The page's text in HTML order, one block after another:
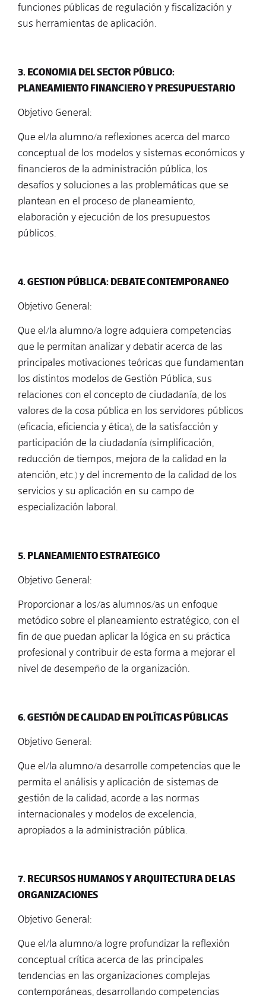
funciones públicas de regulación y fiscalización y
sus herramientas de aplicación.
3. ECONOMIA DEL SECTOR PÚBLICO:
PLANEAMIENTO FINANCIERO Y PRESUPUESTARIO
Objetivo General:
Que el/la alumno/a reflexiones acerca del marco
conceptual de los modelos y sistemas económicos y
financieros de la administración pública, los
desafíos y soluciones a las problemáticas que se
plantean en el proceso de planeamiento,
elaboración y ejecución de los presupuestos
públicos.
4. GESTION PÚBLICA: DEBATE CONTEMPORANEO
Objetivo General:
Que el/la alumno/a logre adquiera competencias
que le permitan analizar y debatir acerca de las
principales motivaciones teóricas que fundamentan
los distintos modelos de Gestión Pública, sus
relaciones con el concepto de ciudadanía, de los
valores de la cosa pública en los servidores públicos
(eficacia, eficiencia y ética), de la satisfacción y
participación de la ciudadanía (simplificación,
reducción de tiempos, mejora de la calidad en la
atención, etc.) y del incremento de la calidad de los
servicios y su aplicación en su campo de
especialización laboral.
5. PLANEAMIENTO ESTRATEGICO
Objetivo General:
Proporcionar a los/as alumnos/as un enfoque
metódico sobre el planeamiento estratégico, con el
fin de que puedan aplicar la lógica en su práctica
profesional y contribuir de esta forma a mejorar el
nivel de desempeño de la organización.
6. GESTIÓN DE CALIDAD EN POLÍTICAS PÚBLICAS
Objetivo General:
Que el/la alumno/a desarrolle competencias que le
permita el análisis y aplicación de sistemas de
gestión de la calidad, acorde a las normas
internacionales y modelos de excelencia,
apropiados a la administración pública.
7. RECURSOS HUMANOS Y ARQUITECTURA DE LAS
ORGANIZACIONES
Objetivo General:
Que el/la alumno/a logre profundizar la reflexión
conceptual crítica acerca de las principales
tendencias en las organizaciones complejas
contemporáneas, desarrollando competencias